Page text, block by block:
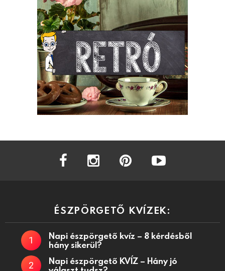
facebook instagram
ÉSZPÖRGETŐ KVÍZEK:
Napi észpörgető kvíz – 8 kérdésből
hány sikerül?
Napi észpörgető KVÍZ – Hány jó